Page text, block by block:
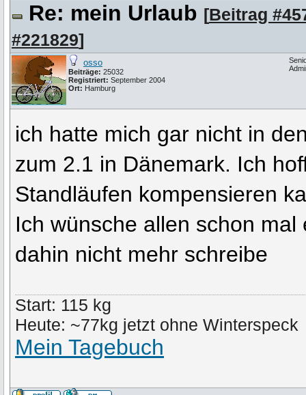
Re: mein Urlaub [Beitrag
#221829]
osso
Beiträge: 25032
Registriert: September 2004
Ort: Hamburg
ich hatte mich gar nicht in
zum 2.1 in Dänemark. Ich
Standläufen kompensieren
Ich wünsche allen schon
dahin nicht mehr schreibe
Start: 115 kg
Heute: ~77kg jetzt ohne Winterspeck
Mein Tagebuch